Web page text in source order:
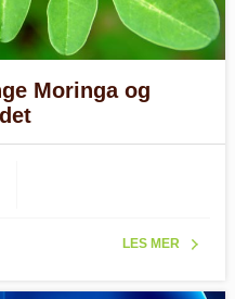
Moringa og
LES MER